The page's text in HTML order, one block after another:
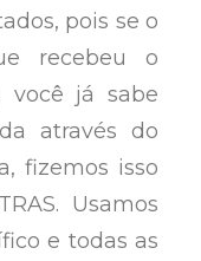
pois se o
recebeu o
você já sabe
através do
fizemos isso
Usamos
e todas as